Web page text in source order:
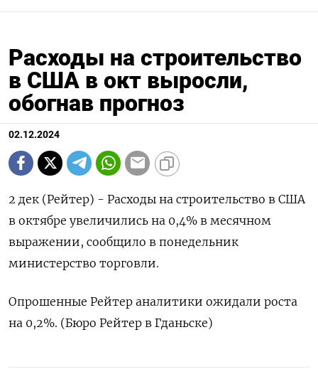
Расходы на строительство
в США в окт выросли,
обогнав прогноз
02.12.2024
2 дек (Рейтер) - Расходы на строительство в США
в октябре увеличились на 0,4% в месячном
выражении, сообщило в понедельник
министерство торговли.
Опрошенные Рейтер аналитики ожидали роста
на 0,2%. (Бюро Рейтер в Гданьске)